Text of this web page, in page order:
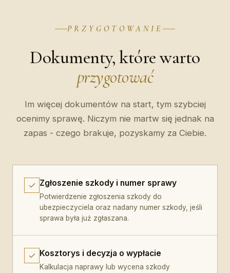
PRZYGOTOWANIE
Dokumenty, które warto
przygotować
Im więcej dokumentów na start, tym szybciej
ocenimy sprawę. Niczym nie martw się jednak na
zapas - czego brakuje, pozyskamy za Ciebie.
Zgłoszenie szkody i numer sprawy
Potwierdzenie zgłoszenia szkody do
ubezpieczyciela oraz nadany numer szkody, jeśli
sprawa była już zgłaszana.
Kosztorys i decyzja o wypłacie
Kalkulacja naprawy lub wycena szkody